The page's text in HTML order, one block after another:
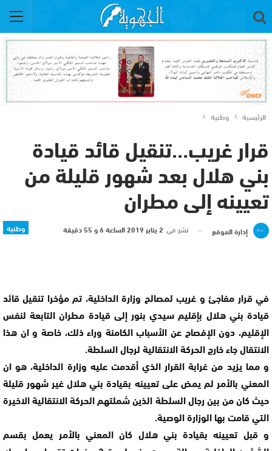
الرئيسية وطنية
قرار غريب…تنقيل قائد قيادة
بني هلال بعد شهور قليلة من
تعيينه إلى مطران
وطنية إدارة الموقع نشر في 2 يناير 2019 الساعة 6 و 55 دقيقة
في قرار مفاجئ و غريب لمصالح وزارة الداخلية، تم مؤخرا تنقيل قائد
قيادة بني هلال بإقليم سيدي بنور إلى قيادة مطران التابعة لنفس
الإقليم، دون الإفصاح عن الأسباب الكامنة وراء ذلك، خاصة و ان هذا
الانتقال جاء خارج الحركة الانتقالية لرجال السلطة.
و مما يزيد من غرابة القرار الذي أقدمت عليه وزارة الداخلية، هو ان
المعني بالأمر لم يمض على تعيينه بقيادة بني هلال غير شهور قليلة
حيث كان من بين رجال السلطة الذين شملتهم الحركة الانتقالية الاخيرة
التي قامت بها الوزارة الوصية.
و قبل تعيينه بقيادة بني هلال كان المعني بالأمر يعمل بقسم